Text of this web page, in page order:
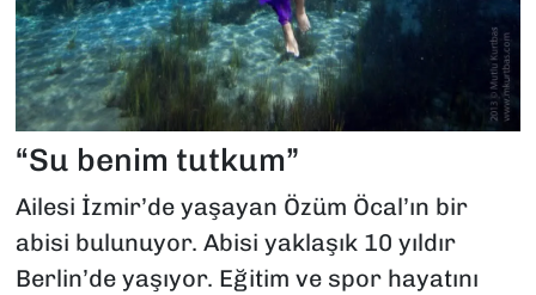
“Su benim tutkum”
Ailesi İzmir’de yaşayan Özüm Öcal’ın bir
abisi bulunuyor. Abisi yaklaşık 10 yıldır
Berlin’de yaşıyor. Eğitim ve spor hayatını